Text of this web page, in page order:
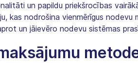
un papildu priekšrocības
kas nodrošina vienmērīgus nodevu
un jāievēro nodevu sistēmas